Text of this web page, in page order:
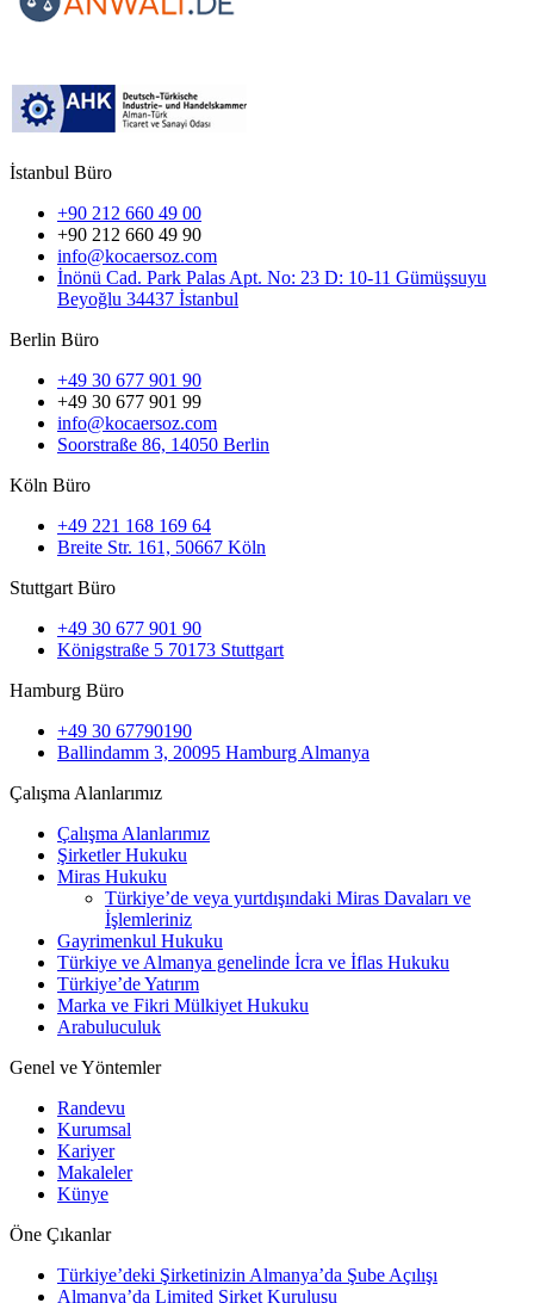
İstanbul Büro
+90 212 660 49 00
+90 212 660 49 90
info@kocaersoz.com
İnönü Cad. Park Palas Apt. No: 23 D: 10-11 Gümüşsuyu
Beyoğlu 34437 İstanbul
Berlin Büro
+49 30 677 901 90
+49 30 677 901 99
info@kocaersoz.com
Soorstraße 86, 14050 Berlin
Köln Büro
+49 221 168 169 64
Breite Str. 161, 50667 Köln
Stuttgart Büro
+49 30 677 901 90
Königstraße 5 70173 Stuttgart
Hamburg Büro
+49 30 67790190
Ballindamm 3, 20095 Hamburg Almanya
Çalışma Alanlarımız
Çalışma Alanlarımız
Şirketler Hukuku
Miras Hukuku
Türkiye’de veya yurtdışındaki Miras Davaları ve
İşlemleriniz
Gayrimenkul Hukuku
Türkiye ve Almanya genelinde İcra ve İflas Hukuku
Türkiye’de Yatırım
Marka ve Fikri Mülkiyet Hukuku
Arabuluculuk
Genel ve Yöntemler
Randevu
Kurumsal
Kariyer
Makaleler
Künye
Öne Çıkanlar
Türkiye’deki Şirketinizin Almanya’da Şube Açılışı
Almanya’da Limited Şirket Kuruluşu